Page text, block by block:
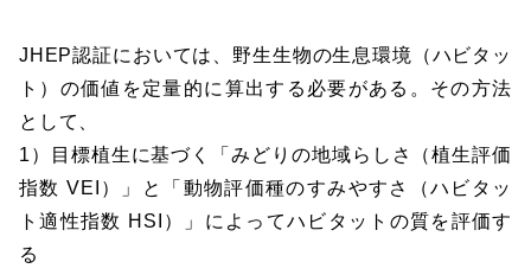
JHEP認証においては、野生生物の生息環境（ハビタッ
ト）の価値を定量的に算出する必要がある。その方法
として、
1）目標植生に基づく「みどりの地域らしさ（植生評価
指数 VEI）」と「動物評価種のすみやすさ（ハビタッ
ト適性指数 HSI）」によってハビタットの質を評価す
る